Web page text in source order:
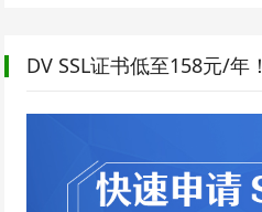
DV SSL证书低至158元/年！